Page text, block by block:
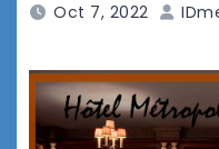
Oct 7, 2022